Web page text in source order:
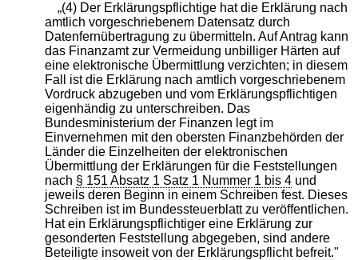
„(4) Der Erklärungspflichtige hat die Erklärung nach
amtlich vorgeschriebenem Datensatz durch
Datenfernübertragung zu übermitteln. Auf Antrag kann
das Finanzamt zur Vermeidung unbilliger Härten auf
eine elektronische Übermittlung verzichten; in diesem
Fall ist die Erklärung nach amtlich vorgeschriebenem
Vordruck abzugeben und vom Erklärungspflichtigen
eigenhändig zu unterschreiben. Das
Bundesministerium der Finanzen legt im
Einvernehmen mit den obersten Finanzbehörden der
Länder die Einzelheiten der elektronischen
Übermittlung der Erklärungen für die Feststellungen
nach § 151 Absatz 1 Satz 1 Nummer 1 bis 4und
jeweils deren Beginn in einem Schreiben fest. Dieses
Schreiben ist im Bundessteuerblatt zu veröffentlichen.
Hat ein Erklärungspflichtiger eine Erklärung zur
gesonderten Feststellung abgegeben, sind andere
Beteiligte insoweit von der Erklärungspflicht befreit."